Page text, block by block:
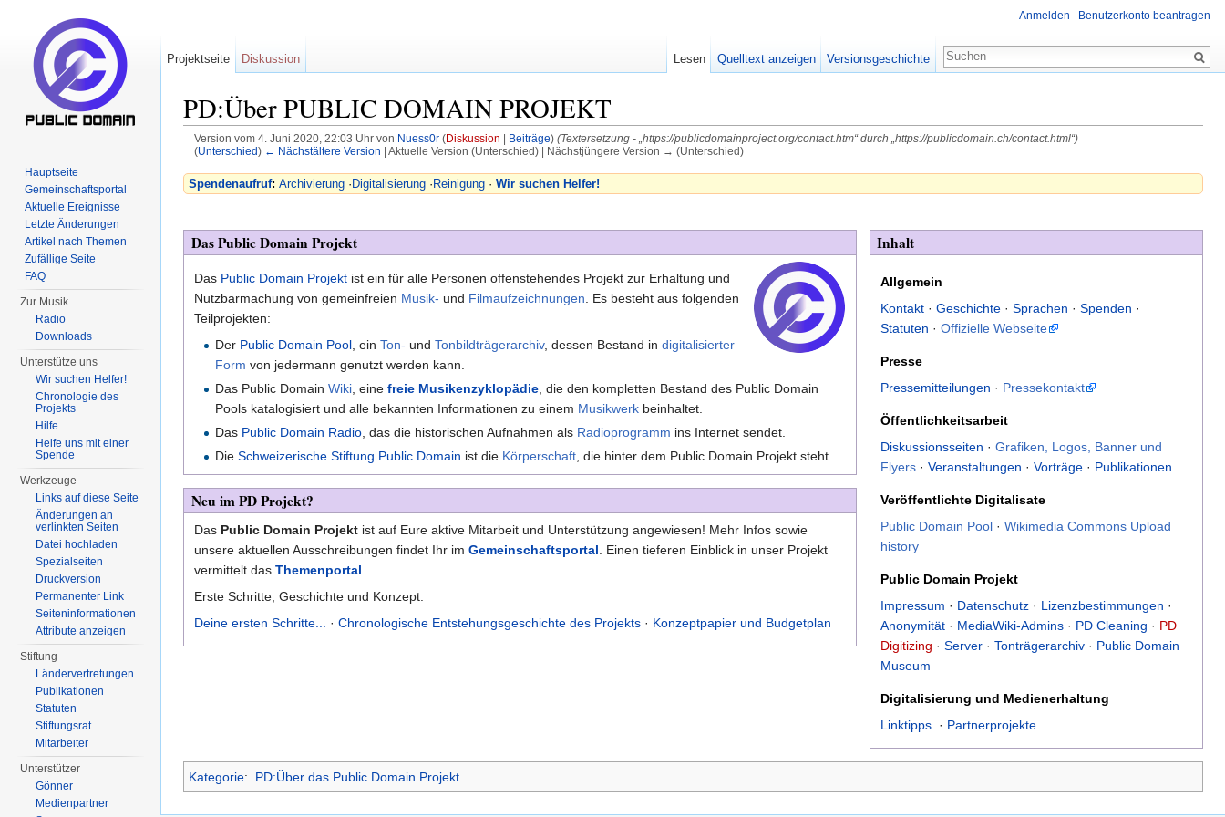
PD:Über PUBLIC DOMAIN PROJEKT
Version vom 4. Juni 2020, 22:03 Uhr von Nuess0r (Diskussion Beiträge) (Textersetzung - „https://publicdomainproject.org/contact.htm“ durch „https://publicdomain.ch/contact.html“)
(Unterschied) ← Nächstältere Version | Aktuelle Version (Unterschied) | Nächstjüngere Version → (Unterschied)
Spendenaufruf: Archivierung ·Digitalisierung ·Reinigung · Wir suchen Helfer!
Das Public Domain Projekt
Das Public Domain Projekt ist ein für alle Personen offenstehendes Projekt zur Erhaltung und
Nutzbarmachung von gemeinfreien Musik- und Filmaufzeichnungen . Es besteht aus folgenden
Teilprojekten:
Der Public Domain Pool, ein Ton- und Tonbildträgerarchiv, dessen Bestand in digitalisierter
Form von jedermann genutzt werden kann.
Das Public Domain Wiki, eine freie Musikenzyklopädie, die den kompletten Bestand des Public Domain
Pools katalogisiert und alle bekannten Informationen zu einem Musikwerkbeinhaltet.
Das Public Domain Radio, das die historischen Aufnahmen als Radioprogramm ins Internet sendet.
Die Schweizerische Stiftung Public Domain ist die Körperschaft, die hinter dem Public Domain Projekt steht.
Neu im PD Projekt?
Das Public Domain Projekt ist auf Eure aktive Mitarbeit und Unterstützung angewiesen! Mehr Infos sowie
unsere aktuellen Ausschreibungen findet Ihr imGemeinschaftsportal . Einen tieferen Einblick in unser Projekt
vermittelt dasThemenportal
Erste Schritte, Geschichte und Konzept:
Deine ersten Schritte...
·Chronologische Entstehungsgeschichte des Projekts · Konzeptpapier und Budgetplan
Inhalt
Allgemein
Kontakt· Geschichte· Sprachen · Spenden ·
Statuten · Offizielle Webseite
Presse
Pressemitteilungen · Pressekontakt
Öffentlichkeitsarbeit
Diskussionsseiten · Grafiken, Logos, Banner und
Flyers· Veranstaltungen · Vorträge· Publikationen
Veröffentlichte Digitalisate
Public Domain Pool· Wikimedia Commons Upload
history
Public Domain Projekt
Impressum · Datenschutz· Lizenzbestimmungen ·
Anonymität· MediaWiki-Admins· PD Cleaning · PD
Digitizing · Server· Tonträgerarchiv· Public Domain
Museum
Digitalisierung und Medienerhaltung
Linktipps · Partnerprojekte
Kategorie: PD:Über das Public Domain Projekt
Anmelden Benutzerkonto beantragen
Projektseite Diskussion Lesen Quelltext anzeigen Versionsgeschichte
Hauptseite
Gemeinschaftsportal
Aktuelle Ereignisse
Letzte Änderungen
Artikel nach Themen
Zufällige Seite
FAQ
Zur Musik
Radio
Downloads
Unterstütze uns
Wir suchen Helfer!
Chronologie des
Projekts
Hilfe
Helfe uns mit einer
Spende
Werkzeuge
Links auf diese Seite
Änderungen an
verlinkten Seiten
Datei hochladen
Spezialseiten
Druckversion
Permanenter Link
Seiten­informationen
Attribute anzeigen
Stiftung
Ländervertretungen
Publikationen
Statuten
Stiftungsrat
Mitarbeiter
Unterstützer
Gönner
Medienpartner